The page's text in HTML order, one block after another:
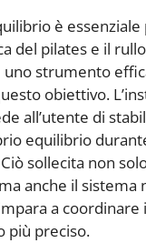
è essenziale
del pilates e il
uno strumento
obiettivo.
all’utente di
equilibrio
sollecita non
anche il sistema
a
più preciso.